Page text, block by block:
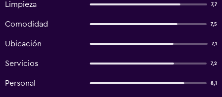
Limpieza 7,7
Comodidad 7,5
Ubicación 7,1
Servicios 7,2
Personal 8,1